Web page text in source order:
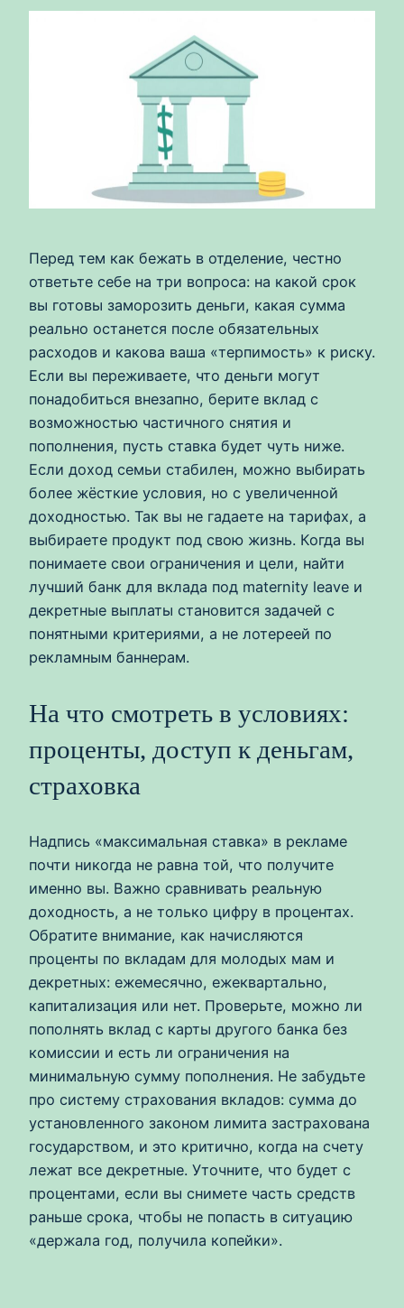
Перед тем как бежать в отделение, честно
ответьте себе на три вопроса: на какой срок
вы готовы заморозить деньги, какая сумма
реально останется после обязательных
расходов и какова ваша «терпимость» к риску.
Если вы переживаете, что деньги могут
понадобиться внезапно, берите вклад с
возможностью частичного снятия и
пополнения, пусть ставка будет чуть ниже.
Если доход семьи стабилен, можно выбирать
более жёсткие условия, но с увеличенной
доходностью. Так вы не гадаете на тарифах, а
выбираете продукт под свою жизнь. Когда вы
понимаете свои ограничения и цели, найти
лучший банк для вклада под maternity leave и
декретные выплаты становится задачей с
понятными критериями, а не лотереей по
рекламным баннерам.
На что смотреть в условиях:
проценты, доступ к деньгам,
страховка
Надпись «максимальная ставка» в рекламе
почти никогда не равна той, что получите
именно вы. Важно сравнивать реальную
доходность, а не только цифру в процентах.
Обратите внимание, как начисляются
проценты по вкладам для молодых мам и
декретных: ежемесячно, ежеквартально,
капитализация или нет. Проверьте, можно ли
пополнять вклад с карты другого банка без
комиссии и есть ли ограничения на
минимальную сумму пополнения. Не забудьте
про систему страхования вкладов: сумма до
установленного законом лимита застрахована
государством, и это критично, когда на счету
лежат все декретные. Уточните, что будет с
процентами, если вы снимете часть средств
раньше срока, чтобы не попасть в ситуацию
«держала год, получила копейки».